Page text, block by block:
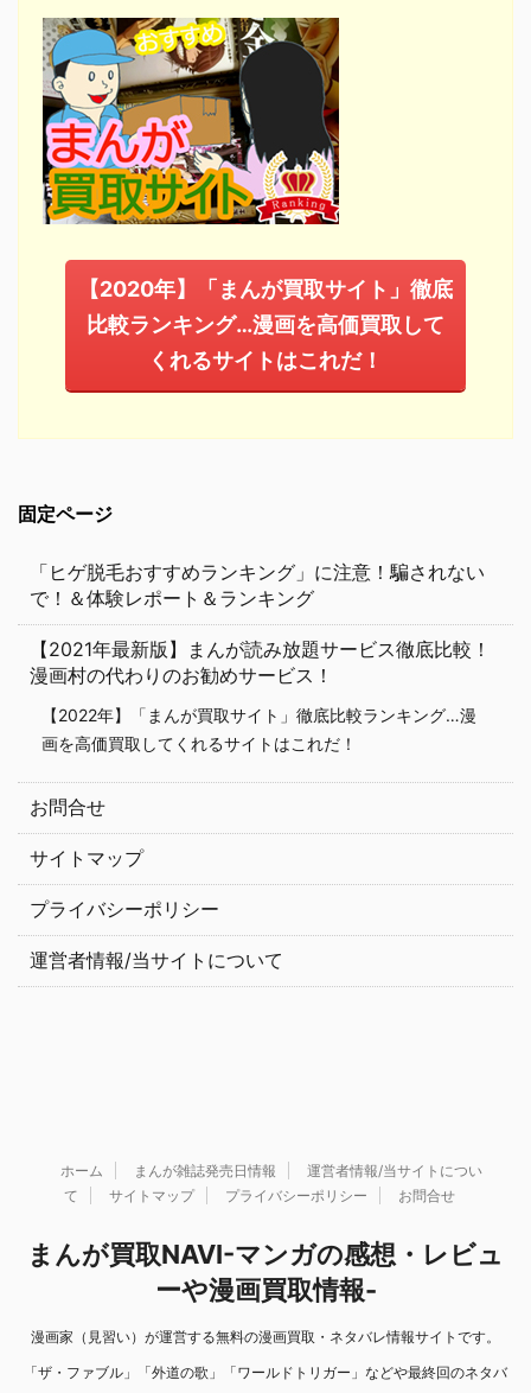
【2020年】「まんが買取サイト」徹底
比較ランキング…漫画を高価買取して
くれるサイトはこれだ！
固定ページ
「ヒゲ脱毛おすすめランキング」に注意！騙されない
で！＆体験レポート＆ランキング
【2021年最新版】まんが読み放題サービス徹底比較！
漫画村の代わりのお勧めサービス！
【2022年】「まんが買取サイト」徹底比較ランキング…漫
画を高価買取してくれるサイトはこれだ！
お問合せ
サイトマップ
プライバシーポリシー
運営者情報/当サイトについて
ホーム まんが雑誌発売日情報
運営者情報/当サイトについ
て
サイトマップ プライバシーポリシー お問合せ
まんが買取NAVI-マンガの感想・レビュ
ーや漫画買取情報-
漫画家（見習い）が運営する無料の漫画買取・ネタバレ情報サイトです。
「ザ・ファブル」「外道の歌」「ワールドトリガー」などや最終回のネタバ